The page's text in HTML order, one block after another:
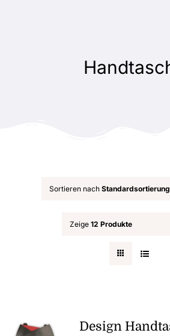
Sortieren nach Standardsortierung
Zeige 12 Produkte
Design